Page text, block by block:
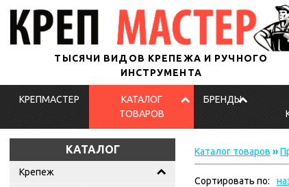
ТЫСЯЧИ ВИДОВ КРЕПЕЖА И РУЧНОГО
ИНСТРУМЕНТА
КРЕПМАСТЕР
КАТАЛОГ
ТОВАРОВ
БРЕНДЫ
КАТАЛОГ
Крепеж
Каталог товаров »
Сортировать по: